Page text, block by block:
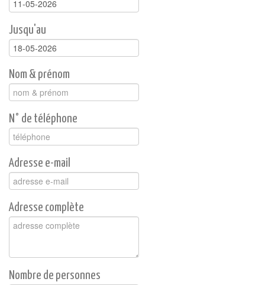
Jusqu'au
Nom & prénom
N° de téléphone
Adresse e-mail
Adresse complète
Nombre de personnes